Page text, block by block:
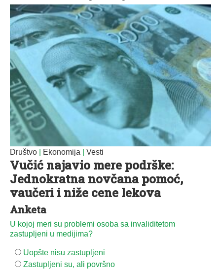
Društvo Ekonomija Vesti
Vučić najavio mere podrške:
Jednokratna novčana pomoć,
vaučeri i niže cene lekova
Anketa
U kojoj meri su problemi osoba sa invaliditetom
zastupljeni u medijima?
Uopšte nisu zastupljeni
Zastupljeni su, ali površno